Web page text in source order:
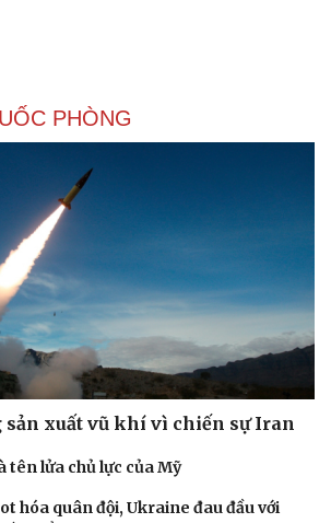
PHÒNG
sản xuất vũ khí vì chiến sự Iran
tên lửa chủ lực của Mỹ
hóa quân đội, Ukraine đau đầu với